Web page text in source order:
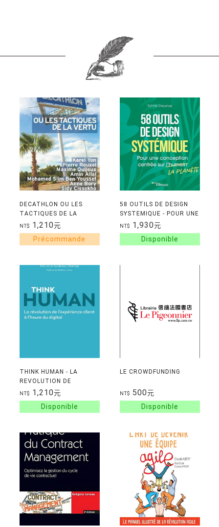
DECATHLON OU LES
TACTIQUES DE LA
VERTU
NT$ 1,210元
58 OUTILS DE DESIGN
SYSTEMIQUE - POUR UNE
CONCEPTION CENTREE
SUR LA PLANETE
NT$ 1,930元
THINK HUMAN - LA
REVOLUTION DE
L'EXPERIENCE CLIENT A
L'HEURE DU DIGITAL
NT$ 1,210元
LE CROWDFUNDING
NT$ 500元